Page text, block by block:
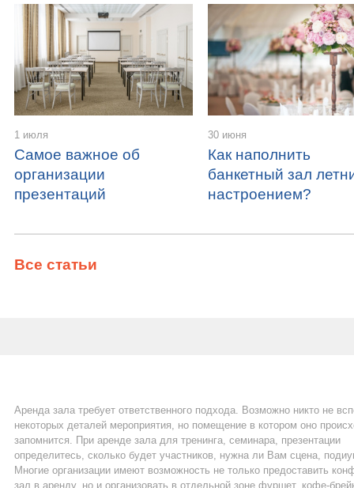
1 июля
Самое важное об
организации
презентаций
30 июня
Как наполнить
банкетный зал
настроением?
Все статьи
Аренда зала требует ответственного подхода. Возможно никто не
некоторых деталей мероприятия, но помещение в котором оно
запомнится. При аренде зала для тренинга, семинара, презентации
определитесь, сколько будет участников, нужна ли Вам сцена,
Многие организации имеют возможность не только предоставить
зал в аренду, но и организовать в отдельной зоне фуршет, кофе-